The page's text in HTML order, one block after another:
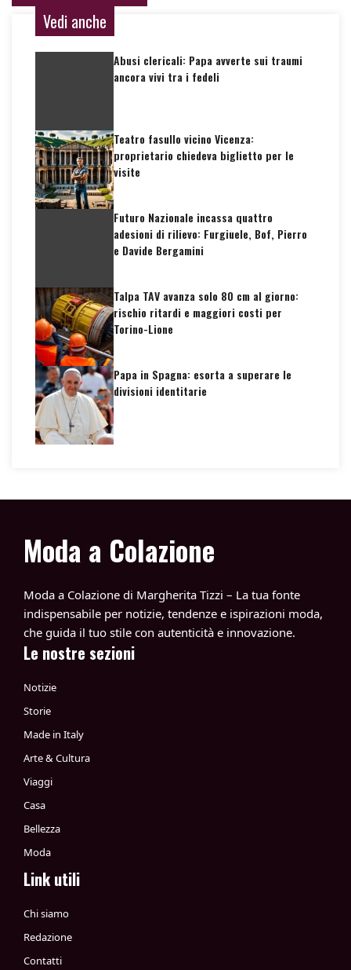
Vedi anche
Abusi clericali: Papa avverte sui traumi
ancora vivi tra i fedeli
Teatro fasullo vicino Vicenza:
proprietario chiedeva biglietto per le
visite
Futuro Nazionale incassa quattro
adesioni di rilievo: Furgiuele, Bof, Pierro
e Davide Bergamini
Talpa TAV avanza solo 80 cm al giorno:
rischio ritardi e maggiori costi per
Torino-Lione
Papa in Spagna: esorta a superare le
divisioni identitarie
Moda a Colazione
Moda a Colazione di Margherita Tizzi – La tua fonte
indispensabile per notizie, tendenze e ispirazioni moda,
che guida il tuo stile con autenticità e innovazione.
Le nostre sezioni
Notizie
Storie
Made in Italy
Arte & Cultura
Viaggi
Casa
Bellezza
Moda
Link utili
Chi siamo
Redazione
Contatti